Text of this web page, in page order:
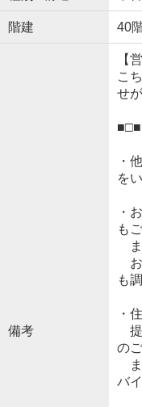
階建 40
備考
【
こ
せ
・
を
・
も
ま
お
も
・
提
の
ま
バ